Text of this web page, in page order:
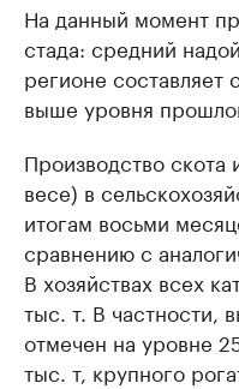
На данный момент
стада: средний
регионе
выше уровня
Производство
весе) в
итогам восьми
сравнению с
В хозяйствах всех
тыс. т. В частности,
отмечен на уровне
тыс. т, крупного